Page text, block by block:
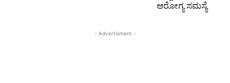
ಆರೋಗ್ಯ ಸಮಸ್ಯೆ
- Advertisment -